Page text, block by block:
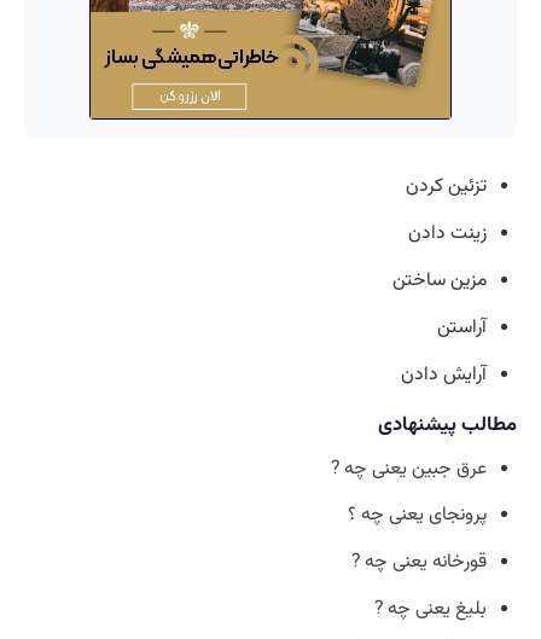
تزئین کردن
زینت دادن
مزین ساختن
آراستن
آرایش دادن
مطالب پیشنهادی
عرق جبین یعنی چه ?
پرونجای یعنی چه ؟
قورخانه یعنی چه ?
بلیغ یعنی چه ?